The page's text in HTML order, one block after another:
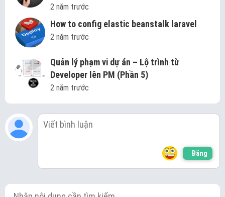
2 năm trước
How to config elastic beanstalk laravel
2 năm trước
Quản lý phạm vi dự án – Lộ trình từ
Developer lên PM (Phần 5)
2 năm trước
Đăng